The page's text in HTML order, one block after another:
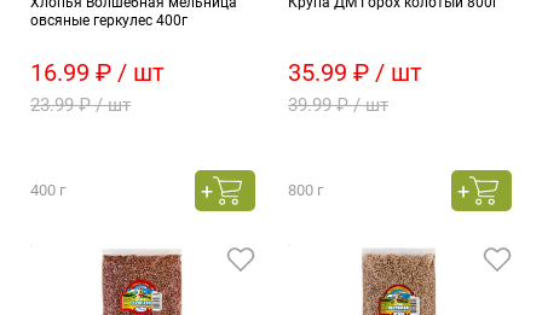
овсяные геркулес 400г
16.99 ₽ / шт
23.99 ₽ / шт
400 г
35.99 ₽ / шт
39.99 ₽ / шт
800 г